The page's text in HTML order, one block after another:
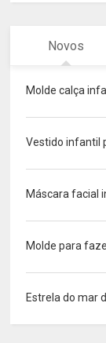
Novos
Molde calça
Vestido infantil
Máscara facial
Molde para
Estrela do mar